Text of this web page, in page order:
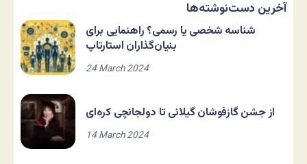
آخرین دست‌نوشته‌ها
شناسه شخصی یا رسمی؟ راهنمایی برای
بنیان‌گذاران استارتاپ
24 March 2024
از جشن گازفوشان گیلانی تا دولجانچی کره‌ای
14 March 2024